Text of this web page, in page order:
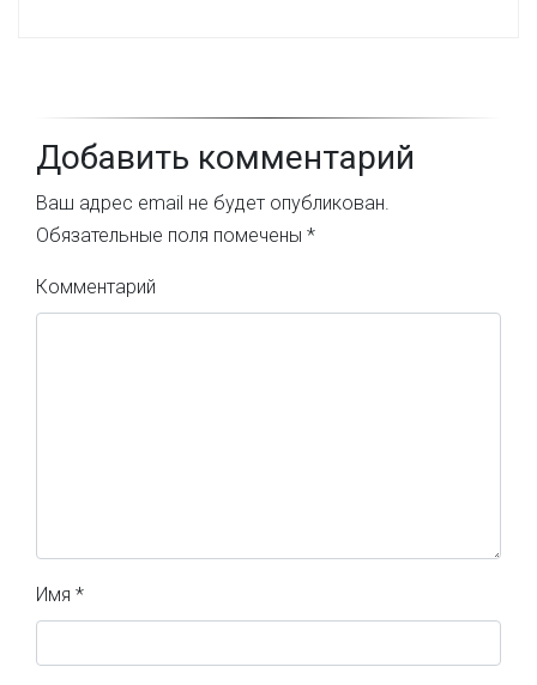
Добавить комментарий
Ваш адрес email не будет опубликован.
Обязательные поля помечены *
Комментарий
Имя *